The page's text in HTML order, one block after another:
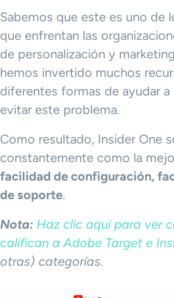
Sabemos que este es uno de
que enfrentan las
de personalización y
hemos invertido muchos
diferentes formas de ayudar
evitar este problema.
Como resultado, Insider One
constantemente como la
facilidad de configuración,
de soporte.
Nota: Haz clic aquí para ver
califican a Adobe Target e
otras) categorías.